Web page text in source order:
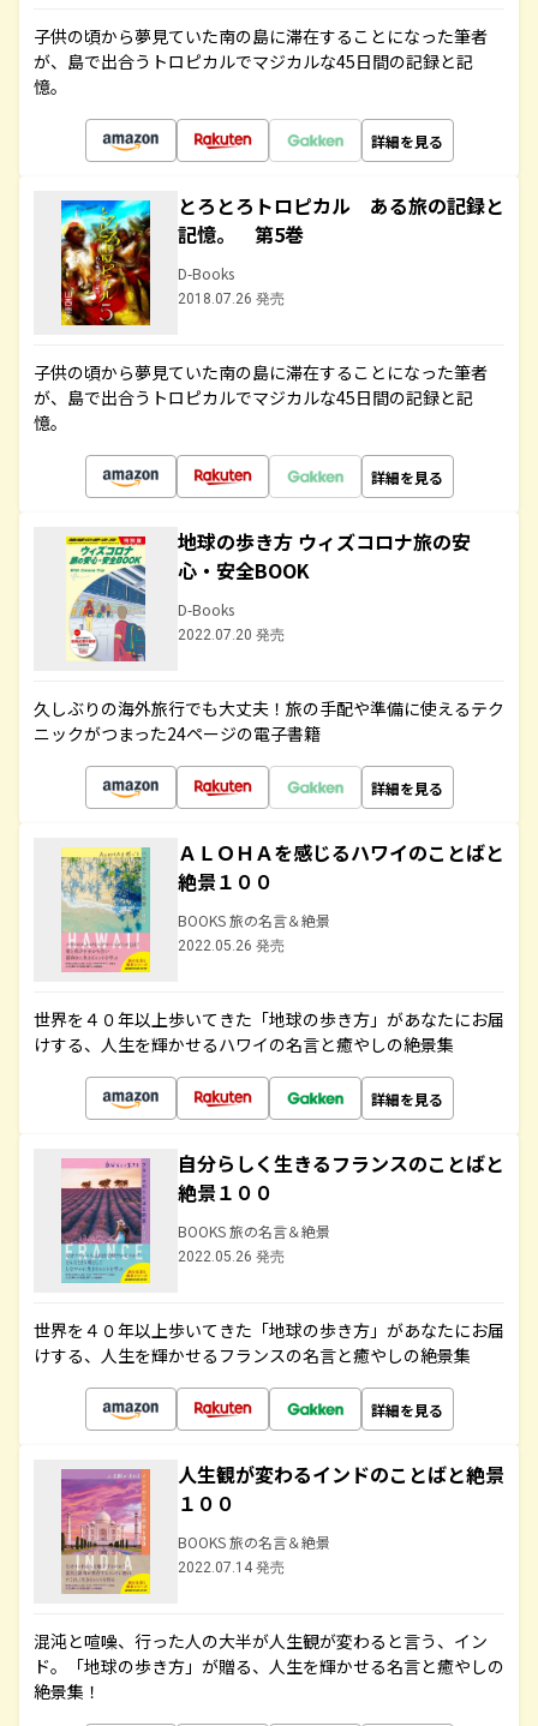
子供の頃から夢見ていた南の島に滞在することになった筆者
が、島で出合うトロピカルでマジカルな45日間の記録と記
憶。
詳細を見る
とろとろトロピカル ある旅の記録と
記憶。 第5巻
D-Books
2018.07.26 発売
子供の頃から夢見ていた南の島に滞在することになった筆者
が、島で出合うトロピカルでマジカルな45日間の記録と記
憶。
詳細を見る
地球の歩き方 ウィズコロナ旅の安
心・安全BOOK
D-Books
2022.07.20 発売
久しぶりの海外旅行でも大丈夫！旅の手配や準備に使えるテク
ニックがつまった24ページの電子書籍
詳細を見る
ＡＬＯＨＡを感じるハワイのことばと
絶景１００
BOOKS 旅の名言＆絶景
2022.05.26 発売
世界を４０年以上歩いてきた「地球の歩き方」があなたにお届
けする、人生を輝かせるハワイの名言と癒やしの絶景集
詳細を見る
自分らしく生きるフランスのことばと
絶景１００
BOOKS 旅の名言＆絶景
2022.05.26 発売
世界を４０年以上歩いてきた「地球の歩き方」があなたにお届
けする、人生を輝かせるフランスの名言と癒やしの絶景集
詳細を見る
人生観が変わるインドのことばと絶景
１００
BOOKS 旅の名言＆絶景
2022.07.14 発売
混沌と喧噪、行った人の大半が人生観が変わると言う、イン
ド。「地球の歩き方」が贈る、人生を輝かせる名言と癒やしの
絶景集！